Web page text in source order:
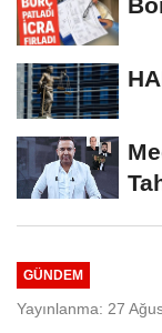
GÜNDEM
Yayınlanma: 27